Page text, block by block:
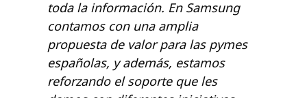
toda la información. En Samsung
contamos con una amplia
propuesta de valor para las pymes
españolas, y además, estamos
reforzando el soporte que les